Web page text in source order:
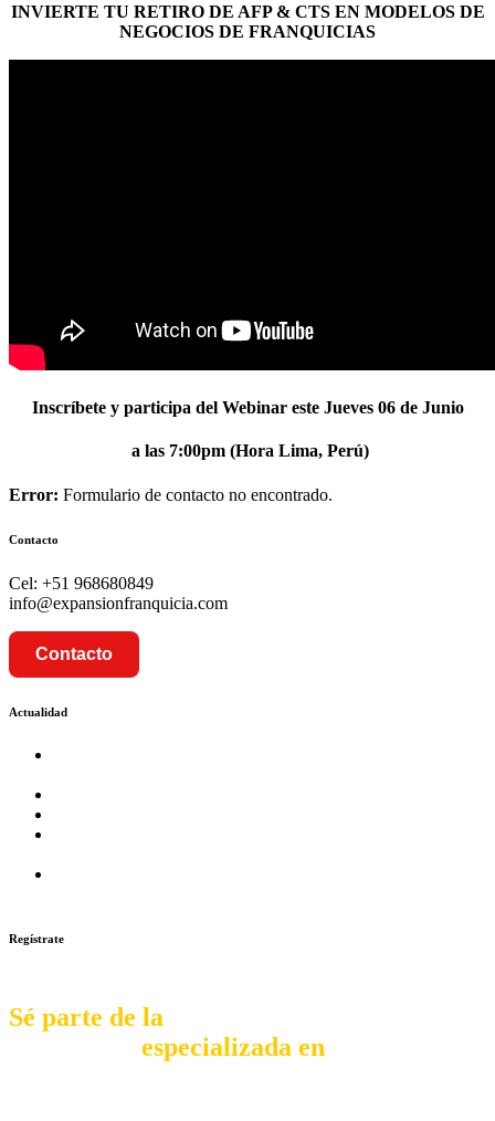
INVIERTE TU RETIRO DE AFP & CTS EN MODELOS DE
NEGOCIOS DE FRANQUICIAS
Inscríbete y participa del Webinar este Jueves 06 de Junio
a las 7:00pm (Hora Lima, Perú)
Error: Formulario de contacto no encontrado.
Contacto
Cel: +51 968680849
info@expansionfranquicia.com
Contacto
Actualidad
Regístrate
Sé parte de la
especializada en